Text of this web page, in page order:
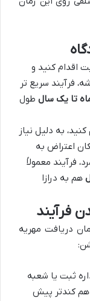
اقدام کنید و
فرآیند سریع تر
تا یک سال طول
به دلیل نیاز
اعتراض به
فرآیند معمولاً
هم به درازا
دریافت مهریه
ثبت یا شعبه
هم کندتر پیش